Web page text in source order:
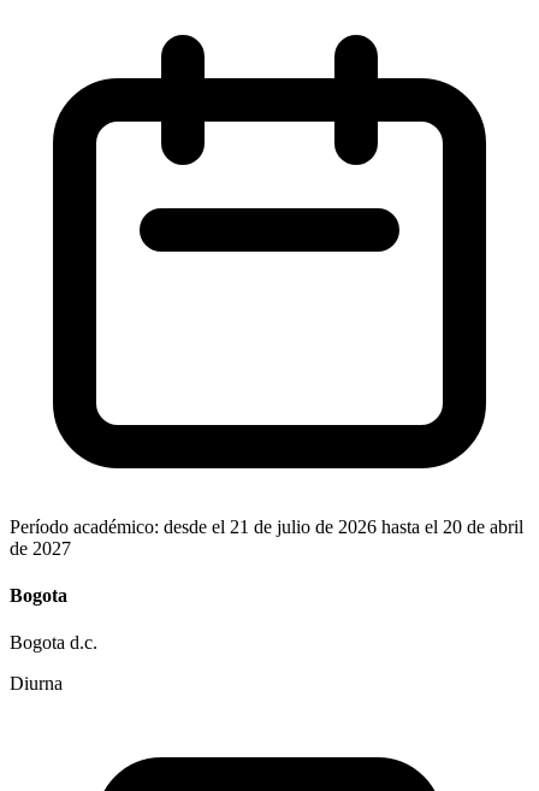
Período académico: desde el 21 de julio de 2026 hasta el 20 de abril
de 2027
Bogota
Bogota d.c.
Diurna